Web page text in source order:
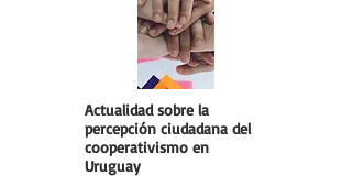
Actualidad sobre la
percepción ciudadana del
cooperativismo en
Uruguay